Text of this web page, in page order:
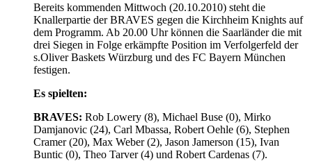
Bereits kommenden Mittwoch (20.10.2010) steht die
Knallerpartie der BRAVES gegen die Kirchheim Knights auf
dem Programm. Ab 20.00 Uhr können die Saarländer die mit
drei Siegen in Folge erkämpfte Position im Verfolgerfeld der
s.Oliver Baskets Würzburg und des FC Bayern München
festigen.
Es spielten:
BRAVES: Rob Lowery (8), Michael Buse (0), Mirko
Damjanovic (24), Carl Mbassa, Robert Oehle (6), Stephen
Cramer (20), Max Weber (2), Jason Jamerson (15), Ivan
Buntic (0), Theo Tarver (4) und Robert Cardenas (7).